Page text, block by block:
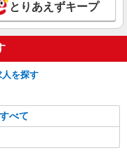
とりあえずキープ
を探す
べて